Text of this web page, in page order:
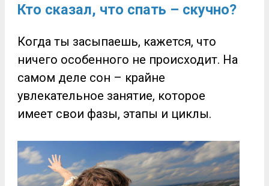
Кто сказал, что спать – скучно?
Когда ты засыпаешь, кажется, что
ничего особенного не происходит. На
самом деле сон – крайне
увлекательное занятие, которое
имеет свои фазы, этапы и циклы.